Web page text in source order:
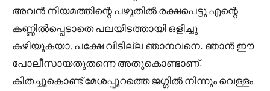
അവൻ നിയമത്തിന്റെ പഴുതിൽ രക്ഷപെട്ടു എന്റെ
കണ്ണിൽപ്പെടാതെ പലയിടത്തായി ഒളിച്ചു
കഴിയുകയാ, പക്ഷേ വിടില്ല ഞാനവനെ. ഞാൻ ഈ
പോലീസായതുതന്നെ അതുകൊണ്ടാണ്.
കിതച്ചുകൊണ്ട് മേശപ്പുറത്തെ ജഗ്ഗിൽ നിന്നും വെള്ളം